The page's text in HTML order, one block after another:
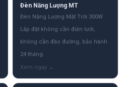
Đèn Năng Lượng MT
Đèn Năng Lượng Mặt Trời 300W
Lắp đặt không cần điện lưới,
không cần đào đường, bảo hành
24 tháng.